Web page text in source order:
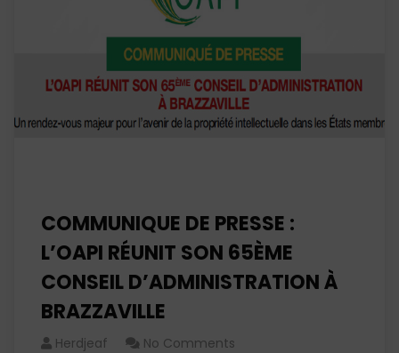
COMMUNIQUE DE PRESSE :
L’OAPI RÉUNIT SON 65ÈME
CONSEIL D’ADMINISTRATION À
BRAZZAVILLE
Herdjeaf No Comments